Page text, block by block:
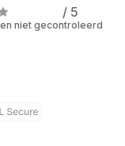
/ 5
niet gecontroleerd